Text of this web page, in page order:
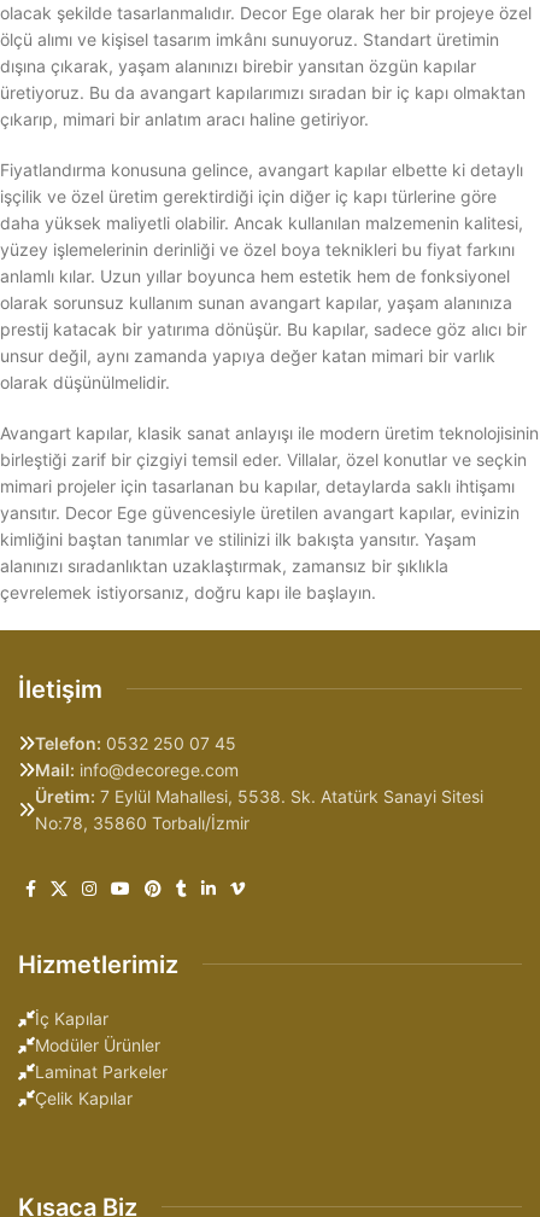
olacak şekilde tasarlanmalıdır. Decor Ege olarak her bir projeye özel
ölçü alımı ve kişisel tasarım imkânı sunuyoruz. Standart üretimin
dışına çıkarak, yaşam alanınızı birebir yansıtan özgün kapılar
üretiyoruz. Bu da avangart kapılarımızı sıradan bir iç kapı olmaktan
çıkarıp, mimari bir anlatım aracı haline getiriyor.
Fiyatlandırma konusuna gelince, avangart kapılar elbette ki detaylı
işçilik ve özel üretim gerektirdiği için diğer iç kapı türlerine göre
daha yüksek maliyetli olabilir. Ancak kullanılan malzemenin kalitesi,
yüzey işlemelerinin derinliği ve özel boya teknikleri bu fiyat farkını
anlamlı kılar. Uzun yıllar boyunca hem estetik hem de fonksiyonel
olarak sorunsuz kullanım sunan avangart kapılar, yaşam alanınıza
prestij katacak bir yatırıma dönüşür. Bu kapılar, sadece göz alıcı bir
unsur değil, aynı zamanda yapıya değer katan mimari bir varlık
olarak düşünülmelidir.
Avangart kapılar, klasik sanat anlayışı ile modern üretim teknolojisinin
birleştiği zarif bir çizgiyi temsil eder. Villalar, özel konutlar ve seçkin
mimari projeler için tasarlanan bu kapılar, detaylarda saklı ihtişamı
yansıtır. Decor Ege güvencesiyle üretilen avangart kapılar, evinizin
kimliğini baştan tanımlar ve stilinizi ilk bakışta yansıtır. Yaşam
alanınızı sıradanlıktan uzaklaştırmak, zamansız bir şıklıkla
çevrelemek istiyorsanız, doğru kapı ile başlayın.
İletişim
Telefon: 0532 250 07 45
Mail: info@decorege.com
Üretim: 7 Eylül Mahallesi, 5538. Sk. Atatürk Sanayi Sitesi
No:78, 35860 Torbalı/İzmir
Hizmetlerimiz
İç Kapılar
Modüler Ürünler
Laminat Parkeler
Çelik Kapılar
Kısaca Biz